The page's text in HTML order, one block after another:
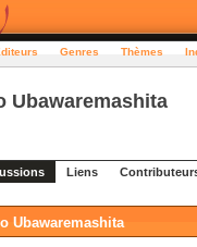
Genres Thèmes
Ubawaremashita
Liens
Ubawaremashita